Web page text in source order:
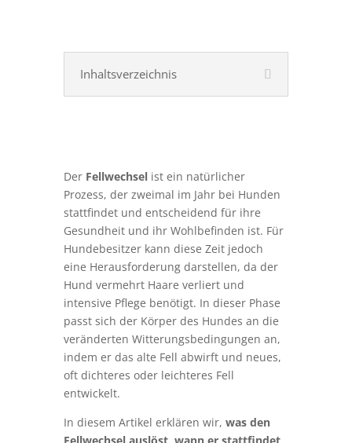
Inhaltsverzeichnis
Der Fellwechselist ein natürlicher
Prozess, der zweimal im Jahr bei Hunden
stattfindet und entscheidend für ihre
Gesundheit und ihr Wohlbefinden ist. Für
Hundebesitzer kann diese Zeit jedoch
eine Herausforderung darstellen, da der
Hund vermehrt Haare verliert und
intensive Pflege benötigt. In dieser Phase
passt sich der Körper des Hundes an die
veränderten Witterungsbedingungen an,
indem er das alte Fell abwirft und neues,
oft dichteres oder leichteres Fell
entwickelt.
In diesem Artikel erklären wir, was den